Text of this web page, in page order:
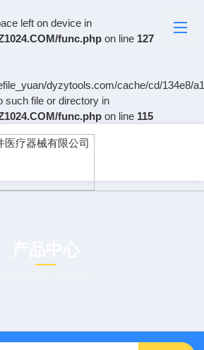
left on device in
func.php on line 127
dyzytools.com/cache/cd/134e8/
such file or directory in
func.php on line 115